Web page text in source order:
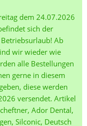
dem 24.07.2026
sich der
Ab
wir wieder wie
alle Bestellungen
gerne in diesem
diese werden
versendet. Artikel
Ador Dental,
Silconic, Deutsch